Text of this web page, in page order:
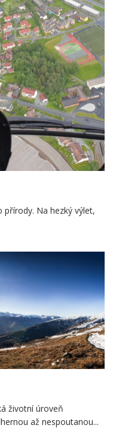
přírody. Na hezký výlet,
životní úroveň
až nespoutanou...